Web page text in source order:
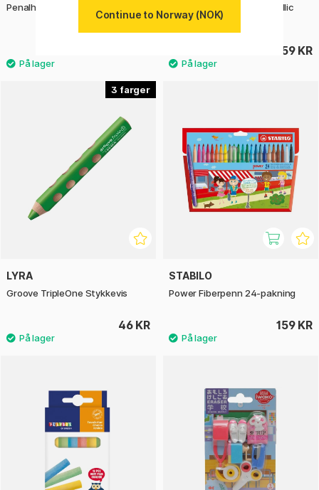
Penalhus Nice
Super Ferby 10-sett metallic
(3+)
359 KR
3
LYRA
Groove TripleOne Stykkevis
46 KR
STABILO
Power Fiberpenn 24-pakning
159 KR
Continue to Norway (NOK)